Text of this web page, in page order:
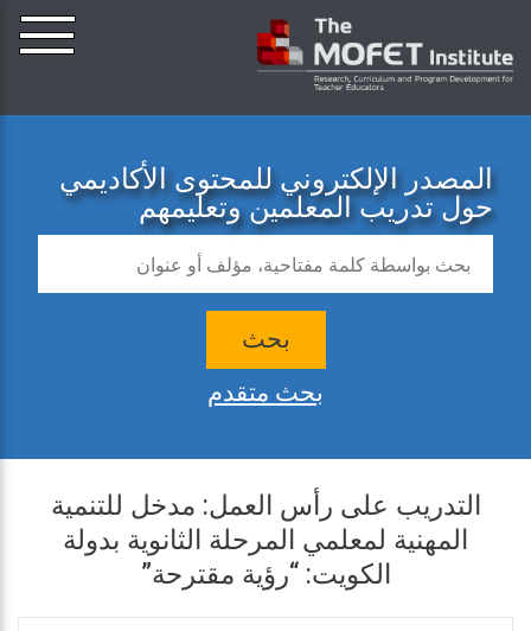
المصدر الإلكتروني للمحتوى الأكاديمي
حول تدريب المعلمين وتعليمهم
بحث
بحث متقدم
التدريب على رأس العمل: مدخل للتنمية
المهنية لمعلمي المرحلة الثانوية بدولة
الكويت: “رؤية مقترحة”